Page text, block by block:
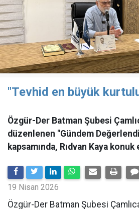
"Tevhid en büyük
Özgür-Der Batman Şubesi
düzenlenen "Gündem
kapsamında, Rıdvan Kaya konuk
19 Nisan 2026
​Özgür-Der Batman Şubesi